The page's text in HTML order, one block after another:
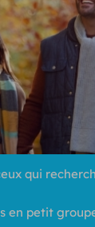
qui
en petit